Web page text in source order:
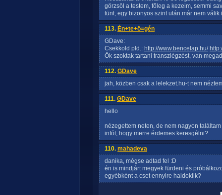
görzsöl a testem, főleg a kezeim, semmi
tünt, egy bizonyos szint után már nem válik
113. Én+te+ö=gén
GDave:
Csekkold pld.: http://www.bencelap.hu/
Ök szoktak tartani transzlégzést, van
112. GDave
jah, közben csak a lelekzet.hu-t nem
111. GDave
hello
nézegettem neten, de nem nagyon
infót, hogy merre érdemes keresgélni?
110. mahadeva
danika, mégse adtad fel :D
én is mindjárt megyek fürdeni és
egyébként a cset ennyire haldoklik?